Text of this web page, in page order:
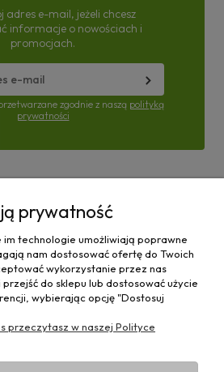
adres e-mail, jeżeli chcesz
informacje o nowościach i
promocjach.
zgodnie z naszą polityką
prywatności
prywatność
im technologie umożliwiają poprawne
nam dostosować ofertę do Twoich
wykorzystanie przez nas
do sklepu lub dostosować użycie
wybierając opcję "Dostosuj
przeczytasz w naszej Polityce